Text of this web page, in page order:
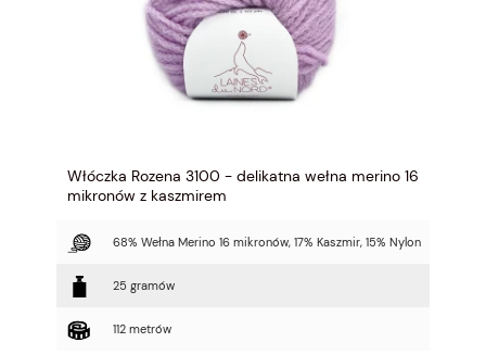
Włóczka Rozena 3100 - delikatna wełna merino 16
mikronów z kaszmirem
68% Wełna Merino 16 mikronów, 17% Kaszmir, 15% Nylon
25 gramów
112 metrów